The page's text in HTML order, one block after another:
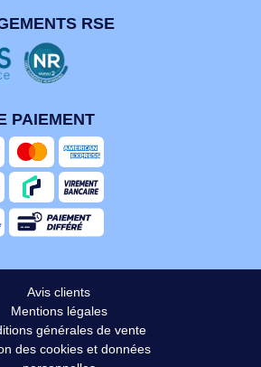
RSE
PAIEMENT
Avis clients
Mentions légales
générales de vente
des cookies et données